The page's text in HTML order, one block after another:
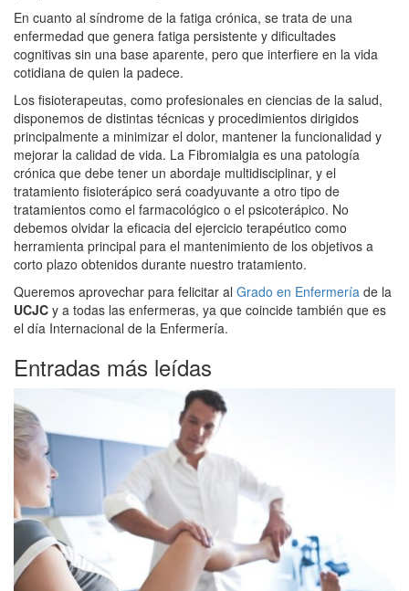
En cuanto al síndrome de la fatiga crónica, se trata de una
enfermedad que genera fatiga persistente y dificultades
cognitivas sin una base aparente, pero que interfiere en la vida
cotidiana de quien la padece.
Los fisioterapeutas, como profesionales en ciencias de la salud,
disponemos de distintas técnicas y procedimientos dirigidos
principalmente a minimizar el dolor, mantener la funcionalidad y
mejorar la calidad de vida. La Fibromialgia es una patología
crónica que debe tener un abordaje multidisciplinar, y el
tratamiento fisioterápico será coadyuvante a otro tipo de
tratamientos como el farmacológico o el psicoterápico. No
debemos olvidar la eficacia del ejercicio terapéutico como
herramienta principal para el mantenimiento de los objetivos a
corto plazo obtenidos durante nuestro tratamiento.
Queremos aprovechar para felicitar al Grado en Enfermería de la
UCJC y a todas las enfermeras, ya que coincide también que es
el día Internacional de la Enfermería.
Entradas más leídas